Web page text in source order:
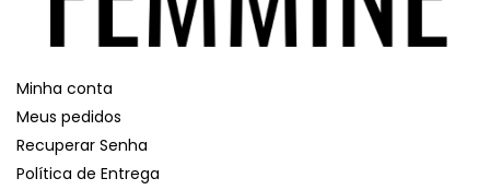
Minha conta
Meus pedidos
Recuperar Senha
Política de Entrega